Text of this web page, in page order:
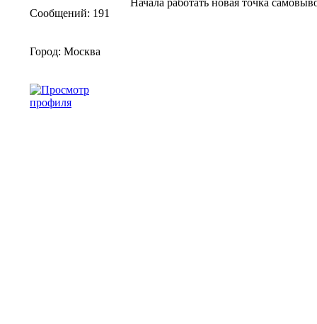
Сообщений: 191
Город: Москва
Начала работать новая точка